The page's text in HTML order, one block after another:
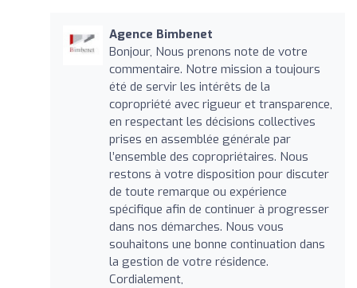
Agence Bimbenet
Bonjour, Nous prenons note de votre
commentaire. Notre mission a toujours
été de servir les intérêts de la
copropriété avec rigueur et transparence,
en respectant les décisions collectives
prises en assemblée générale par
l’ensemble des copropriétaires. Nous
restons à votre disposition pour discuter
de toute remarque ou expérience
spécifique afin de continuer à progresser
dans nos démarches. Nous vous
souhaitons une bonne continuation dans
la gestion de votre résidence.
Cordialement,